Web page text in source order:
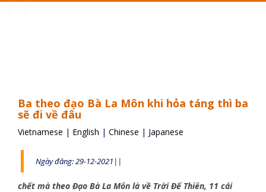
Ba theo đạo Bà La Môn khi hỏa táng thì ba
sẽ đi về đâu
Vietnamese | English | Chinese | Japanese
Ngày đăng: 29-12-2021||
chết mà theo Đạo Bà La Môn là về Trời Đế Thiên, 11 cái